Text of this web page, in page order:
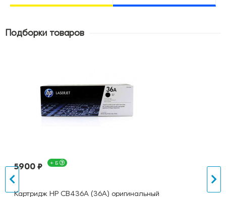
Подборки товаров
5900 ₽ + Б
Картридж HP CB436A (36A) оригинальный